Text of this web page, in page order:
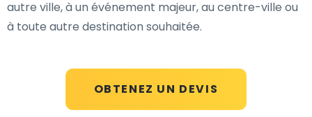
OBTENEZ UN DEVIS
autre ville, à un événement majeur, au centre-ville ou
à toute autre destination souhaitée.